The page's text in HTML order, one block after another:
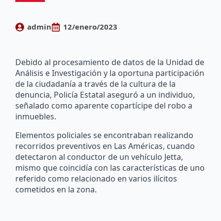
admin 12/enero/2023
Debido al procesamiento de datos de la Unidad de
Análisis e Investigación y la oportuna participación
de la ciudadanía a través de la cultura de la
denuncia, Policía Estatal aseguró a un individuo,
señalado como aparente copartícipe del robo a
inmuebles.
Elementos policiales se encontraban realizando
recorridos preventivos en Las Américas, cuando
detectaron al conductor de un vehículo Jetta,
mismo que coincidía con las características de uno
referido como relacionado en varios ilícitos
cometidos en la zona.